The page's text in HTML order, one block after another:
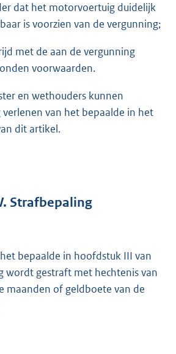
dat het motorvoertuig duidelijk
is voorzien van de vergunning;
met de aan de vergunning
voorwaarden.
en wethouders kunnen
van het bepaalde in het
dit artikel.
Strafbepaling
bepaalde in hoofdstuk III van
wordt gestraft met hechtenis van
maanden of geldboete van de